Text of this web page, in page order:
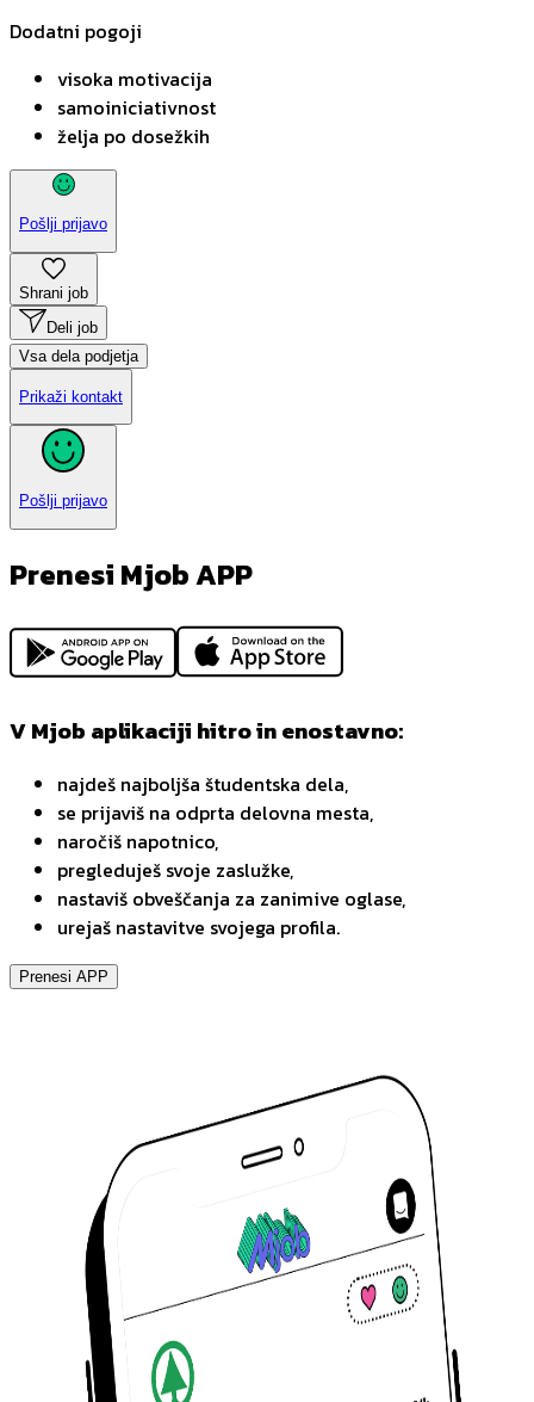
Dodatni pogoji
visoka motivacija
samoiniciativnost
želja po dosežkih
Pošlji prijavo
Shrani job
Deli job
Vsa dela podjetja
Prikaži kontakt
Pošlji prijavo
Prenesi Mjob APP
V Mjob aplikaciji hitro in enostavno:
najdeš najboljša študentska dela,
se prijaviš na odprta delovna mesta,
naročiš napotnico,
pregleduješ svoje zaslužke,
nastaviš obveščanja za zanimive oglase,
urejaš nastavitve svojega profila.
Prenesi APP